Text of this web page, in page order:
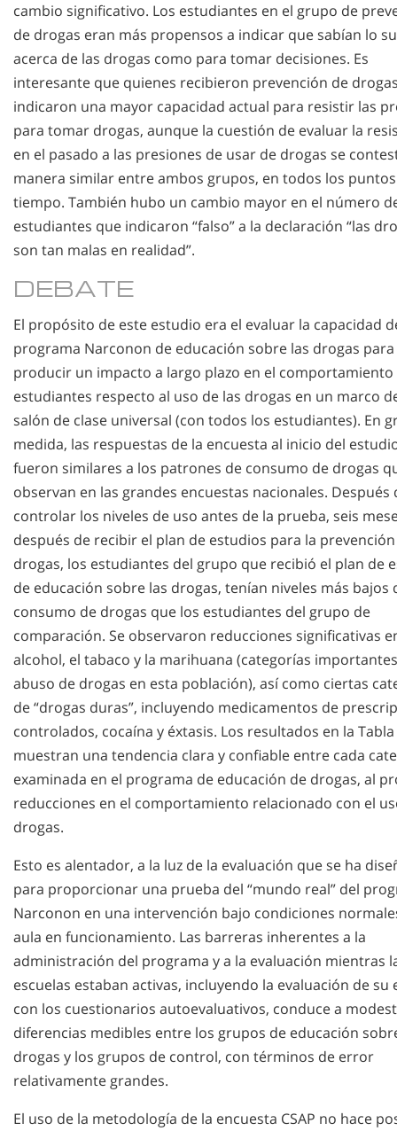
cambio significativo. Los estudiantes en el grupo de
de drogas eran más propensos a indicar que sabían lo
acerca de las drogas como para tomar decisiones. Es
interesante que quienes recibieron prevención de
indicaron una mayor capacidad actual para resistir las
para tomar drogas, aunque la cuestión de evaluar la
en el pasado a las presiones de usar de drogas se
manera similar entre ambos grupos, en todos los
tiempo. También hubo un cambio mayor en el número
estudiantes que indicaron “falso” a la declaración “las
son tan malas en realidad”.
DEBATE
El propósito de este estudio era el evaluar la capacidad
programa Narconon de educación sobre las drogas para
producir un impacto a largo plazo en el comportamiento
estudiantes respecto al uso de las drogas en un marco
salón de clase universal (con todos los estudiantes). En
medida, las respuestas de la encuesta al inicio del
fueron similares a los patrones de consumo de drogas
observan en las grandes encuestas nacionales. Después
controlar los niveles de uso antes de la prueba, seis
después de recibir el plan de estudios para la
drogas, los estudiantes del grupo que recibió el plan de
de educación sobre las drogas, tenían niveles más bajos
consumo de drogas que los estudiantes del grupo de
comparación. Se observaron reducciones significativas
alcohol, el tabaco y la marihuana (categorías
abuso de drogas en esta población), así como ciertas
de “drogas duras”, incluyendo medicamentos de
controlados, cocaína y éxtasis. Los resultados en la Tabla
muestran una tendencia clara y confiable entre cada
examinada en el programa de educación de drogas, al
reducciones en el comportamiento relacionado con el
drogas.
Esto es alentador, a la luz de la evaluación que se ha
para proporcionar una prueba del “mundo real” del
Narconon en una intervención bajo condiciones
aula en funcionamiento. Las barreras inherentes a la
administración del programa y a la evaluación mientras
escuelas estaban activas, incluyendo la evaluación de su
con los cuestionarios autoevaluativos, conduce a
diferencias medibles entre los grupos de educación
drogas y los grupos de control, con términos de error
relativamente grandes.
El uso de la metodología de la encuesta CSAP no hace